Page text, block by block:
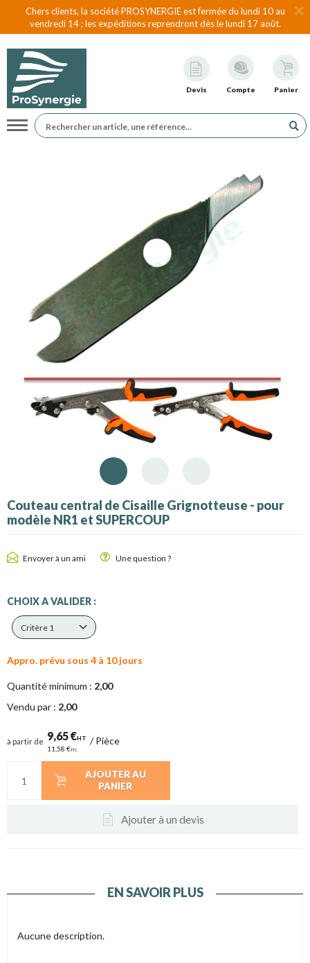
Chers clients, la société PROSYNERGIE est fermée du lundi 10 au
vendredi 14 ; les expéditions reprendront dès le lundi 17 août.
Devis Compte Panier
Navigation
Couteau central de Cisaille Grignotteuse - pour
modèle NR1 et SUPERCOUP
Envoyer à un ami Une question ?
CHOIX A VALIDER :
Critère 1
Appro. prévu sous 4 à 10 jours
Quantité minimum : 2,00
Vendu par : 2,00
à partir de 9,65 €HT
11,58 €TTC
/Pièce
AJOUTER AU
PANIER
Ajouter à un devis
EN SAVOIR PLUS
Aucune description.